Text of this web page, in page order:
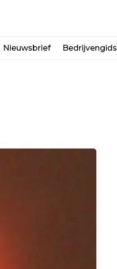
Nieuwsbrief Bedrijvengids